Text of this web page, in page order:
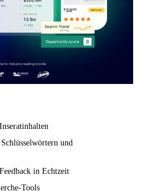
und
in Echtzeit
Tools